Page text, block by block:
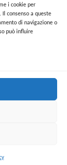
i cookie per
consenso a queste
di navigazione o
può influire